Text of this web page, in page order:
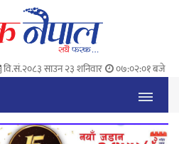
वि.सं.२०८३ साउन २३ शनिवार ०७:०२:०२ बजे